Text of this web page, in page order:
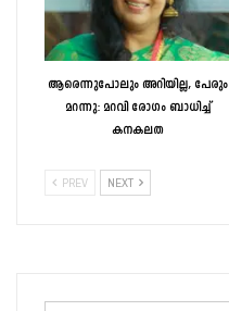
ആരെന്നുപോലും അറിയില്ല, പേരും
മറന്നു: മറവി രോഗം ബാധിച്ച്
കനകലത
PREV NEXT